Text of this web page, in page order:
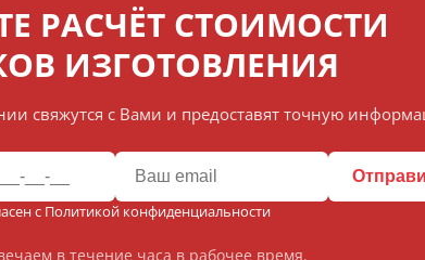
РАСЧЁТ СТОИМОСТИ
ИЗГОТОВЛЕНИЯ
свяжутся с Вами и предоставят точную
с Политикой конфиденциальности
в течение часа в рабочее время.